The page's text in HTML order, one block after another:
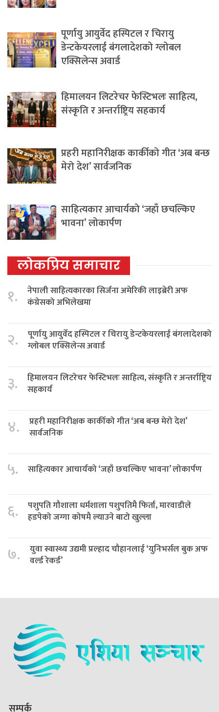
पूर्णायु आयुर्वेद हस्पिटल र चिरायु
डेन्टकेयरलाई बंगलादेशको ग्लोबल
एक्सिलेन्स अवार्ड
हिमालयन लिटरेचर फेस्टिभलः साहित्य,
संस्कृति र अन्तर्राष्ट्रिय सहकार्य
प्रहरी महानिरीक्षक कार्कीको गीत ‘अब बन्छ
मेरो देश’ सार्वजनिक
साहित्यकार आचार्यको ‘जहाँ छचल्किए
भावना’ लोकार्पण
लोकप्रिय समाचार
१.
नेपाली साहित्यकारका सिर्जना अमेरिकी लाइब्रेरी अफ
कंग्रेसको अभिलेखमा
२.
पूर्णायु आयुर्वेद हस्पिटल र चिरायु डेन्टकेयरलाई बंगलादेशको
ग्लोबल एक्सिलेन्स अवार्ड
३.
हिमालयन लिटरेचर फेस्टिभलः साहित्य, संस्कृति र अन्तर्राष्ट्रिय
सहकार्य
४.
प्रहरी महानिरीक्षक कार्कीको गीत ‘अब बन्छ मेरो देश’
सार्वजनिक
५. साहित्यकार आचार्यको ‘जहाँ छचल्किए भावना’ लोकार्पण
६.
पशुपति गौशाला धर्मशाला पशुपतिमै फिर्ता, मारवाडीले
हडपेको जग्गा कोषमै ल्याउने बाटो खुल्ला
७.
युवा स्वास्थ्य उद्यमी प्रल्हाद चौहानलाई ‘युनिभर्सल बुक अफ
वर्ल्ड रेकर्ड’
सम्पर्क